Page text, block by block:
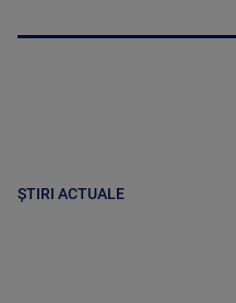
ȘTIRI ACTUALE